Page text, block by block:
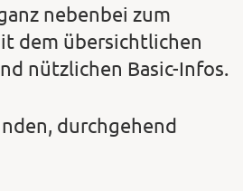
nebenbei zum
dem übersichtlichen
nützlichen Basic-Infos.
durchgehend